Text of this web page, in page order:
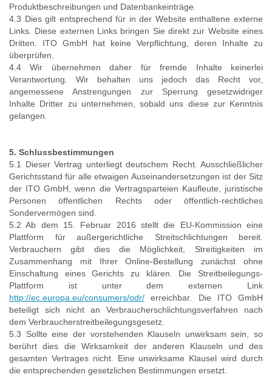
Produktbeschreibungen und Datenbankeinträge.
4.3 Dies gilt entsprechend für in der Website enthaltene externe
Links. Diese externen Links bringen Sie direkt zur Website eines
Dritten. ITO GmbH hat keine Verpflichtung, deren Inhalte zu
überprüfen.
4.4 Wir übernehmen daher für fremde Inhalte keinerlei
Verantwortung. Wir behalten uns jedoch das Recht vor,
angemessene Anstrengungen zur Sperrung gesetzwidriger
Inhalte Dritter zu unternehmen, sobald uns diese zur Kenntnis
gelangen.
5. Schlussbestimmungen
5.1 Dieser Vertrag unterliegt deutschem Recht. Ausschließlicher
Gerichtsstand für alle etwaigen Auseinandersetzungen ist der Sitz
der ITO GmbH, wenn die Vertragsparteien Kaufleute, juristische
Personen öffentlichen Rechts oder öffentlich-rechtliches
Sondervermögen sind.
5.2 Ab dem 15. Februar 2016 stellt die EU-Kommission eine
Plattform für außergerichtliche Streitschlichtungen bereit.
Verbrauchern gibt dies die Möglichkeit, Streitigkeiten im
Zusammenhang mit Ihrer Online-Bestellung zunächst ohne
Einschaltung eines Gerichts zu klären. Die Streitbeilegungs-
Plattform ist unter dem externen Link
http://ec.europa.eu/consumers/odr/ erreichbar. Die ITO GmbH
beteiligt sich nicht an Verbraucherschlichtungsverfahren nach
dem Verbraucherstreitbeilegungsgesetz.
5.3 Sollte eine der vorstehenden Klauseln unwirksam sein, so
berührt dies die Wirksamkeit der anderen Klauseln und des
gesamten Vertrages nicht. Eine unwirksame Klausel wird durch
die entsprechenden gesetzlichen Bestimmungen ersetzt.